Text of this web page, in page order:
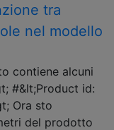
tra
nel modello
contiene alcuni
#&lt;Product id:
Ora sto
del prodotto